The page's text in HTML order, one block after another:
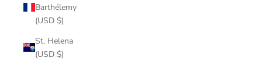
Barthélemy
(USD $)
St. Helena
(USD $)